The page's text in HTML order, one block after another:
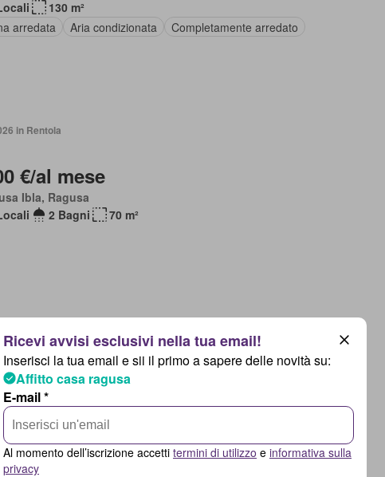
130 m²
arredata
Aria condizionata Completamente arredato
in Rentola
€/al mese
Ibla, Ragusa
2 Bagni 70 m²
in rentumo
€/al mese
Sicilia
6 Bagni 1.800 m²
Inserisci la tua email e sii il primo a sapere delle novità su:
Affitto casa ragusa
E-mail *
Al momento dell’iscrizione accetti termini di utilizzo e informativa sulla
privacy